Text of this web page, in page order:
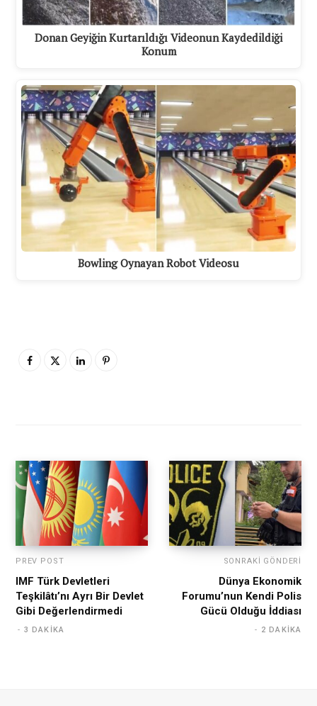
Donan Geyiğin Kurtarıldığı Videonun Kaydedildiği
Konum
Bowling Oynayan Robot Videosu
PREV POST
IMF Türk Devletleri
Teşkilâtı’nı Ayrı Bir Devlet
Gibi Değerlendirmedi
3 DAKIKA
SONRAKI GÖNDERI
Dünya Ekonomik
Forumu’nun Kendi Polis
Gücü Olduğu İddiası
2 DAKIKA